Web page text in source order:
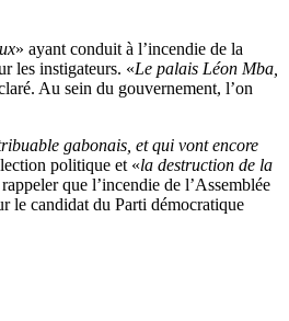
» ayant conduit à l’incendie de la
les instigateurs. «Le palais Léon Mba,
Au sein du gouvernement, l’on
gabonais, et qui vont encore
politique et «la destruction de la
que l’incendie de l’Assemblée
le candidat du Parti démocratique